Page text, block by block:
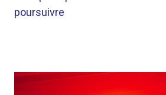
poursuivre